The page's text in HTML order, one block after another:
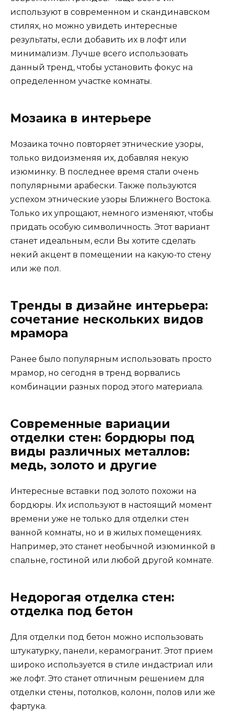
используют в современном и скандинавском
стилях, но можно увидеть интересные
результаты, если добавить их в лофт или
минимализм. Лучше всего использовать
данный тренд, чтобы установить фокус на
определенном участке комнаты.
Мозаика в интерьере
Мозаика точно повторяет этнические узоры,
только видоизменяя их, добавляя некую
изюминку. В последнее время стали очень
популярными арабески. Также пользуются
успехом этнические узоры Ближнего Востока.
Только их упрощают, немного изменяют, чтобы
придать особую символичность. Этот вариант
станет идеальным, если Вы хотите сделать
некий акцент в помещении на какую-то стену
или же пол.
Тренды в дизайне интерьера:
сочетание нескольких видов
мрамора
Ранее было популярным использовать просто
мрамор, но сегодня в тренд ворвались
комбинации разных пород этого материала.
Современные вариации
отделки стен: бордюры под
виды различных металлов:
медь, золото и другие
Интересные вставки под золото похожи на
бордюры. Их используют в настоящий момент
времени уже не только для отделки стен
ванной комнаты, но и в жилых помещениях.
Например, это станет необычной изюминкой в
спальне, гостиной или любой другой комнате.
Недорогая отделка стен:
отделка под бетон
Для отделки под бетон можно использовать
штукатурку, панели, керамогранит. Этот прием
широко используется в стиле индастриал или
же лофт. Это станет отличным решением для
отделки стены, потолков, колонн, полов или же
фартука.